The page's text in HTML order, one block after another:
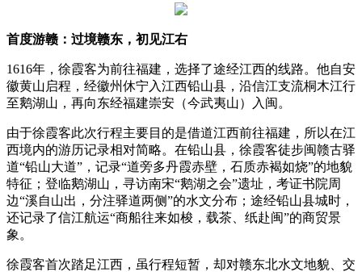
首度游赣：过境赣东，初见江右
1616年，徐霞客为前往福建，选择了途经江西的线路。他自安
徽黄山启程，经徽州休宁入江西铅山县，沿信江支流桐木江行
至鹅湖山，再向东经福建崇安（今武夷山）入闽。
由于徐霞客此次行程主要目的是借道江西前往福建，所以在江
西境内的游历记录相对简略。在铅山县，徐霞客徒步闽赣古驿
道“铅山大道”，记录“道旁多丹霞赤壁，石质赤褐如烧”的地貌
特征；登临鹅湖山，寻访南宋“鹅湖之会”遗址，考证书院周
边“溪自山出，分注驿道两侧”的水文分布；途经铅山县城时，
还记录了信江航运“商船往来如梭，载茶、纸赴闽”的商贸景
象。
徐霞客首次踏足江西，虽行程短暂，却对赣东北水文地貌、交